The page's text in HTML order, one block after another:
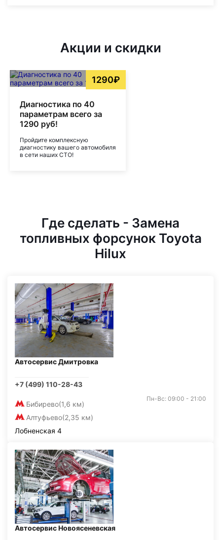
Акции и скидки
1290₽
Диагностика по 40
параметрам всего за
1290 руб!
Пройдите комплексную
диагностику вашего автомобиля
в сети наших СТО!
Где сделать - Замена
топливных форсунок Toyota
Hilux
Автосервис Дмитровка
+7 (499) 110-28-43
Бибирево(1,6 км)
Алтуфьево(2,35 км)
Пн-Вс: 09:00 - 21:00
Лобненская 4
Автосервис Новоясеневская